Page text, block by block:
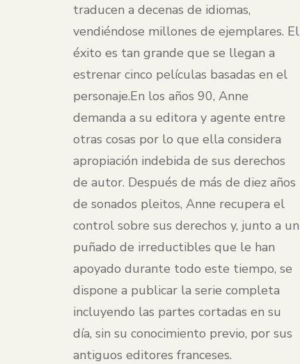
traducen a decenas de idiomas,
vendiéndose millones de ejemplares. El
éxito es tan grande que se llegan a
estrenar cinco películas basadas en el
personaje.En los años 90, Anne
demanda a su editora y agente entre
otras cosas por lo que ella considera
apropiación indebida de sus derechos
de autor. Después de más de diez años
de sonados pleitos, Anne recupera el
control sobre sus derechos y, junto a un
puñado de irreductibles que le han
apoyado durante todo este tiempo, se
dispone a publicar la serie completa
incluyendo las partes cortadas en su
día, sin su conocimiento previo, por sus
antiguos editores franceses.